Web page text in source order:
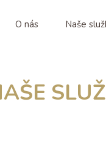
O nás Naše